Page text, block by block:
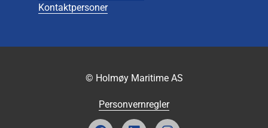
Kontaktpersoner
© Holmøy Maritime AS
Personvernregler